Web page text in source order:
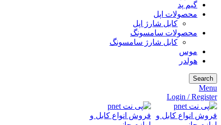
گیم پد
محصولات اپل
کابل شارژ اپل
محصولات سامسونگ
کابل شارژ سامسونگ
موس
هولدر
Search
Menu
Login / Register